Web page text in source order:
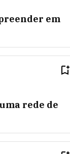
em
rede de